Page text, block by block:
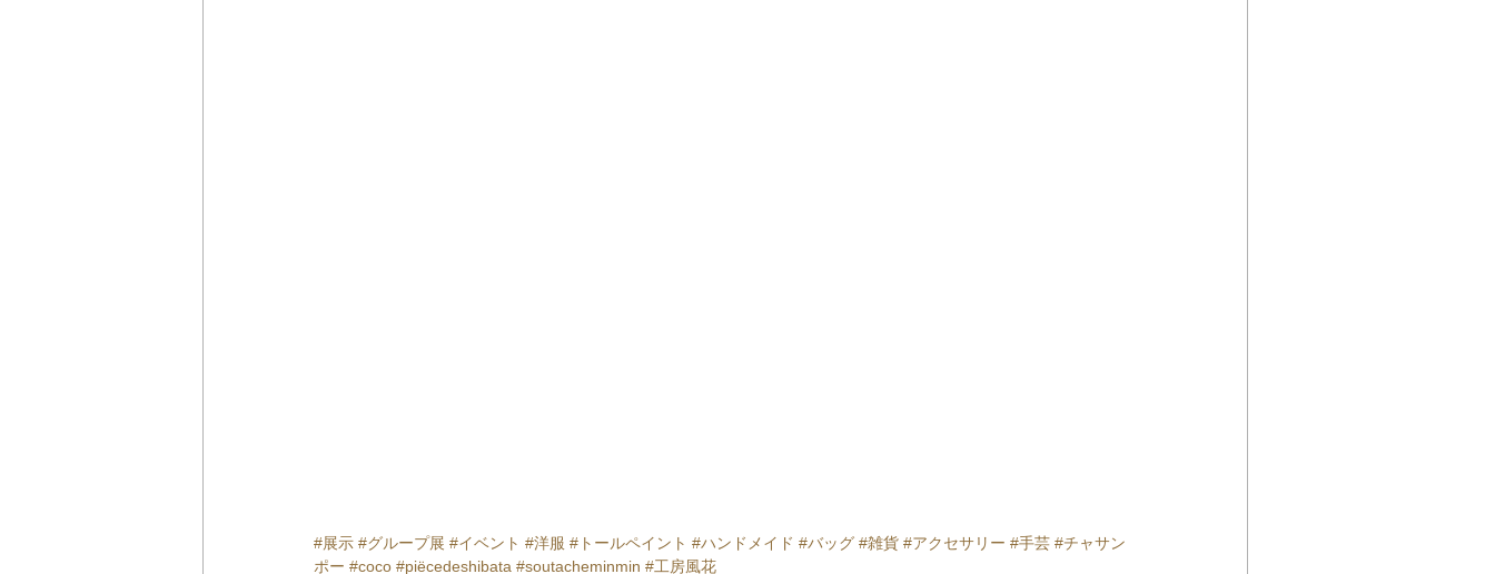
#展示 #グループ展 #イベント #洋服 #トールペイント #ハンドメイド #バッグ #雑貨 #アクセサリー #手芸 #チャサン
ポー #coco #piёcedeshibata #soutacheminmin #工房風花